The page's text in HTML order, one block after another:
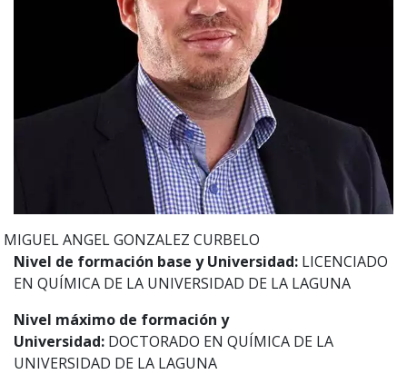
MIGUEL ANGELGONZALEZ CURBELO
Nivel de formación base y Universidad: LICENCIADO
EN QUÍMICA DE LA UNIVERSIDAD DE LA LAGUNA
Nivel máximo de formación y
Universidad: DOCTORADO EN QUÍMICA DE LA
UNIVERSIDAD DE LA LAGUNA